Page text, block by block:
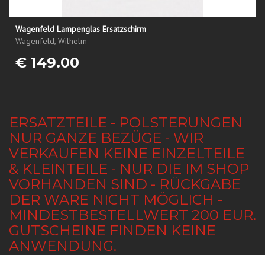
Wagenfeld Lampenglas Ersatzschirm
Wagenfeld, Wilhelm
€ 149.00
ERSATZTEILE - POLSTERUNGEN
NUR GANZE BEZÜGE - WIR
VERKAUFEN KEINE EINZELTEILE
& KLEINTEILE - NUR DIE IM SHOP
VORHANDEN SIND - RÜCKGABE
DER WARE NICHT MÖGLICH -
MINDESTBESTELLWERT 200 EUR.
GUTSCHEINE FINDEN KEINE
ANWENDUNG.